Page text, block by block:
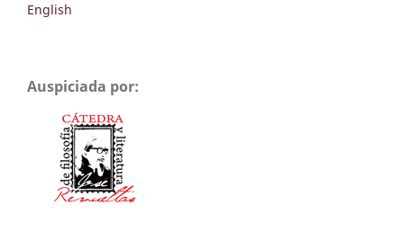
English
Auspiciada por: